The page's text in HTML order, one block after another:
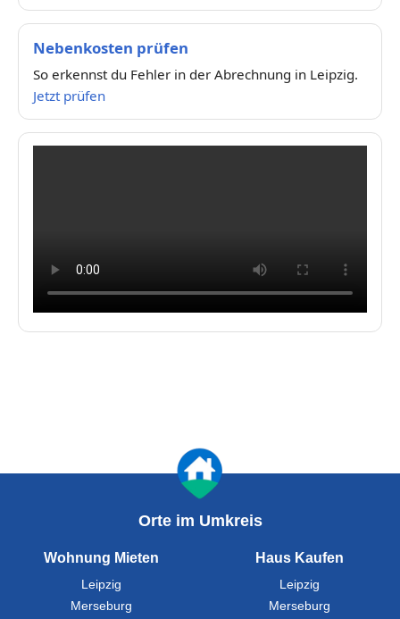
Nebenkosten prüfen
So erkennst du Fehler in der Abrechnung in Leipzig.
Jetzt prüfen
Orte im Umkreis
Wohnung Mieten
Leipzig
Merseburg
Haus Kaufen
Leipzig
Merseburg